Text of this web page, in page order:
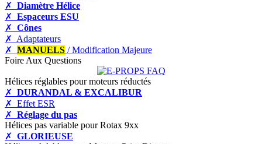
✗ Diamètre Hélice
✗ Espaceurs ESU
✗ Cônes
✗ Adaptateurs
✗ MANUELS / Modification Majeure
Foire Aux Questions
Hélices réglables pour moteurs réductés
✗ DURANDAL & EXCALIBUR
✗ Effet ESR
✗ Réglage du pas
Hélices pas variable pour Rotax 9xx
✗ GLORIEUSE